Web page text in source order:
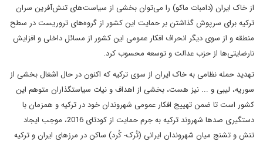
از خاک ایران (دامبات ماکو) را می‌توان بخشی از سیاست‌های تنش‌آفرین سران
ترکیه برای سرپوش گذاشتن بر حمایت این کشور از گروه‌های تروریست در سطح
منطقه و از سوی دیگر انحراف افکار عمومی این کشور از مسائل داخلی و افزایش
نارضایتی‌ها از حزب عدالت و توسعه محسوب کرد.
تهدید حمله نظامی به خاک ایران از سوی ترکیه که اکنون در حال اشغال بخشی از
سوریه، لیبی و ... نیز هست، بخشی از اهداف و نیات سیاستگذاران متوهم این
کشور است تا ضمن تهییج افکار عمومی شهروندان خود در ترکیه و همزمان با
دستگیری صدها شهروند ترکیه به جرم حمایت از کودتای 2016، موجب ایجاد
تنش و تشنج میان شهروندان ایرانی (تُرک- کُرد) ساکن در مرزهای ایران و ترکیه